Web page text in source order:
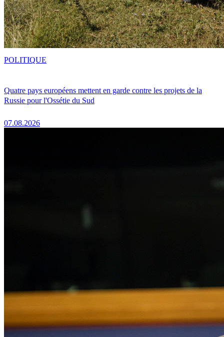
Quatre pays européens mettent en garde contre les projets de la
Russie pour l'Ossétie du Sud
07.08.2026
POLITIQUE